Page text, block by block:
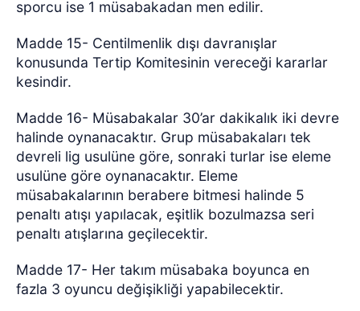
sporcu ise 1 müsabakadan men edilir.
Madde 15- Centilmenlik dışı davranışlar
konusunda Tertip Komitesinin vereceği kararlar
kesindir.
Madde 16- Müsabakalar 30’ar dakikalık iki devre
halinde oynanacaktır. Grup müsabakaları tek
devreli lig usulüne göre, sonraki turlar ise eleme
usulüne göre oynanacaktır. Eleme
müsabakalarının berabere bitmesi halinde 5
penaltı atışı yapılacak, eşitlik bozulmazsa seri
penaltı atışlarına geçilecektir.
Madde 17- Her takım müsabaka boyunca en
fazla 3 oyuncu değişikliği yapabilecektir.